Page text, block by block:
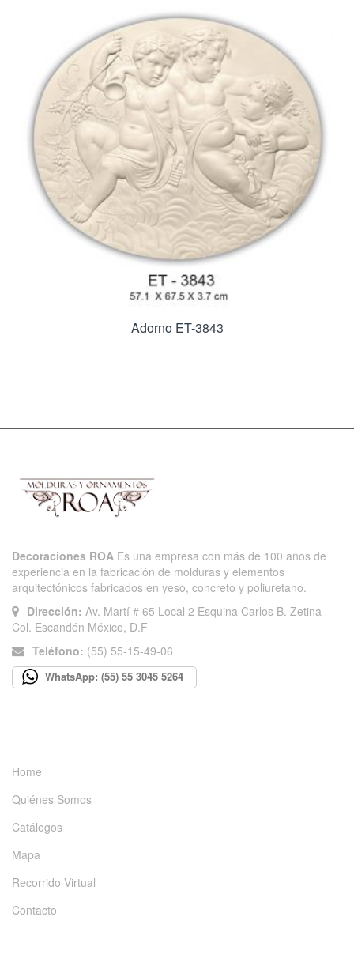
Adorno ET-3843
Decoraciones ROA Es una empresa con más de 100 años de
experiencia en la fabricación de molduras y elementos
arquitectónicos fabricados en yeso, concreto y poliuretano.
Dirección: Av. Martí # 65 Local 2 Esquina Carlos B. Zetina
Col. Escandón México, D.F
Teléfono: (55) 55-15-49-06
WhatsApp: (55) 55 3045 5264
Home
Quiénes Somos
Catálogos
Mapa
Recorrido Virtual
Contacto